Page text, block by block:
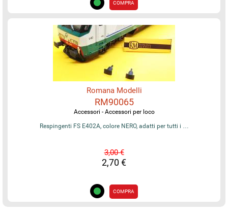
COMPRA
Romana Modelli
RM90065
Accessori - Accessori per loco
Respingenti FS E402A, colore NERO, adatti per tutti i …
3,00 €
2,70 €
COMPRA